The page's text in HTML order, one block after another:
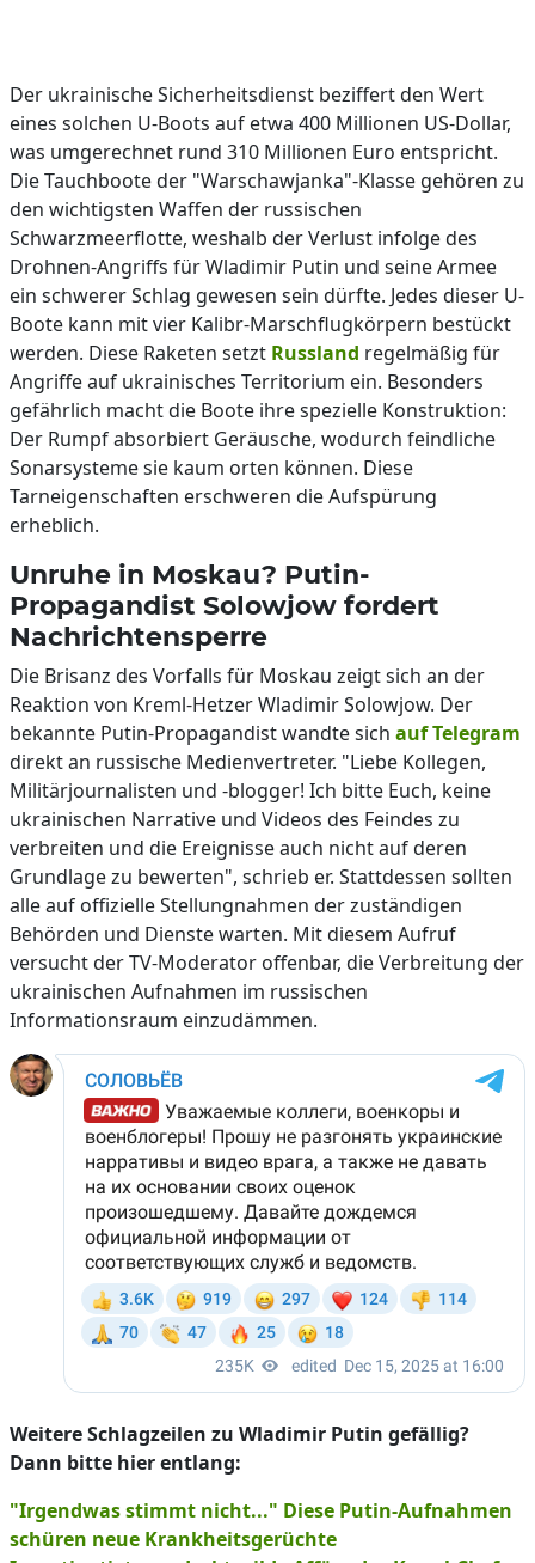
Der ukrainische Sicherheitsdienst beziffert den Wert
eines solchen U-Boots auf etwa 400 Millionen US-Dollar,
was umgerechnet rund 310 Millionen Euro entspricht.
Die Tauchboote der "Warschawjanka"-Klasse gehören zu
den wichtigsten Waffen der russischen
Schwarzmeerflotte, weshalb der Verlust infolge des
Drohnen-Angriffs für Wladimir Putin und seine Armee
ein schwerer Schlag gewesen sein dürfte. Jedes dieser U-
Boote kann mit vier Kalibr-Marschflugkörpern bestückt
werden. Diese Raketen setzt Russland regelmäßig für
Angriffe auf ukrainisches Territorium ein. Besonders
gefährlich macht die Boote ihre spezielle Konstruktion:
Der Rumpf absorbiert Geräusche, wodurch feindliche
Sonarsysteme sie kaum orten können. Diese
Tarneigenschaften erschweren die Aufspürung
erheblich.
Unruhe in Moskau? Putin-
Propagandist Solowjow fordert
Nachrichtensperre
Die Brisanz des Vorfalls für Moskau zeigt sich an der
Reaktion von Kreml-Hetzer Wladimir Solowjow. Der
bekannte Putin-Propagandist wandte sich auf Telegram
direkt an russische Medienvertreter. "Liebe Kollegen,
Militärjournalisten und -blogger! Ich bitte Euch, keine
ukrainischen Narrative und Videos des Feindes zu
verbreiten und die Ereignisse auch nicht auf deren
Grundlage zu bewerten", schrieb er. Stattdessen sollten
alle auf offizielle Stellungnahmen der zuständigen
Behörden und Dienste warten. Mit diesem Aufruf
versucht der TV-Moderator offenbar, die Verbreitung der
ukrainischen Aufnahmen im russischen
Informationsraum einzudämmen.
Weitere Schlagzeilen zu Wladimir Putin gefällig?
Dann bitte hier entlang:
"Irgendwas stimmt nicht..." Diese Putin-Aufnahmen
schüren neue Krankheitsgerüchte